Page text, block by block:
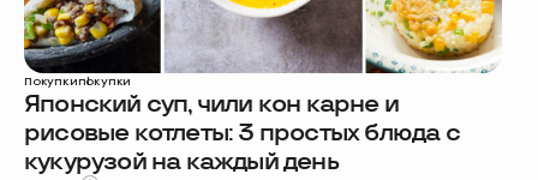
Покупкипокупки
Японский суп, чили кон карне и
рисовые котлеты: 3 простых блюда с
кукурузой на каждый день